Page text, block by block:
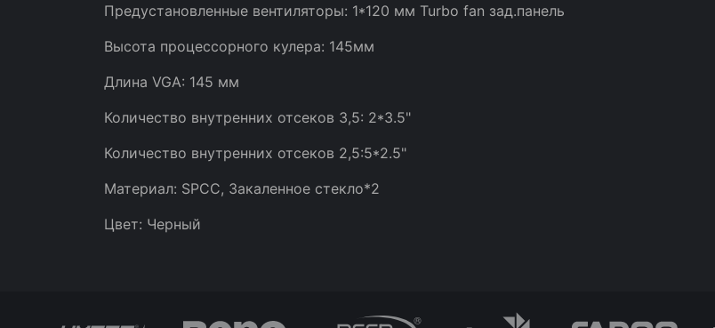
Предустановленные вентиляторы: 1*120 мм Turbo fan зад.панель
Высота процессорного кулера: 145мм
Длина VGA: 145 мм
Количество внутренних отсеков 3,5: 2*3.5"
Количество внутренних отсеков 2,5:5*2.5"
Материал: SPCC, Закаленное стекло*2
Цвет: Черный